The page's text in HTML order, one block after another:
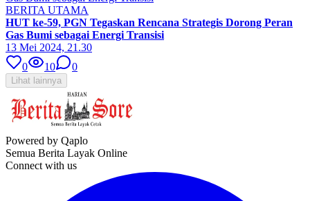
BERITA UTAMA
HUT ke-59, PGN Tegaskan Rencana Strategis Dorong Peran
Gas Bumi sebagai Energi Transisi
13 Mei 2024, 21.30
0
10 0
Lihat lainnya
Powered by Qaplo
Semua Berita Layak Online
Connect with us